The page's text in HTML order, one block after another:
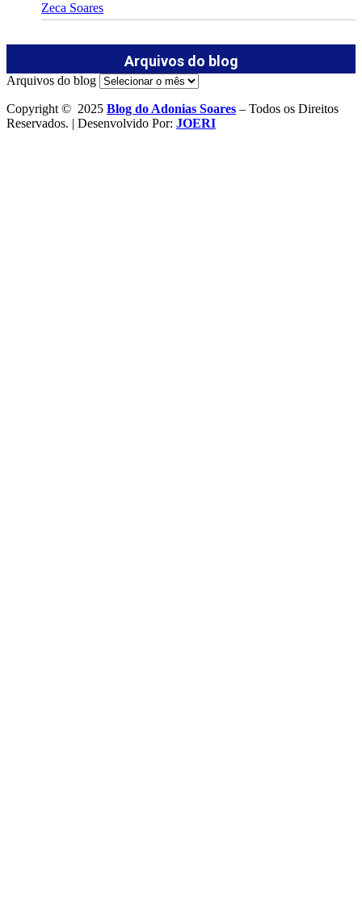
Zeca Soares
Arquivos do blog
Arquivos do blog
Copyright © 2025 Blog do Adonias Soares – Todos os Direitos
Reservados. | Desenvolvido Por: JOERI